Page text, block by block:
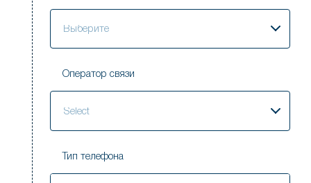
Оператор связи
Тип телефона